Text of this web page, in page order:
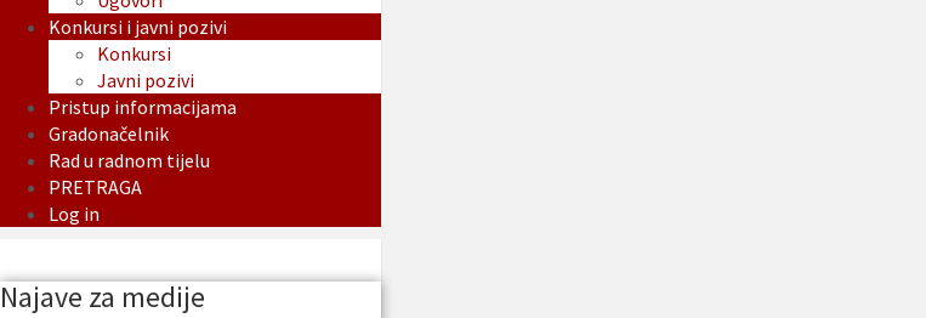
Konkursi i javni pozivi
Konkursi
Javni pozivi
Pristup informacijama
Gradonačelnik
Rad u radnom tijelu
PRETRAGA
Log in
Najave za medije